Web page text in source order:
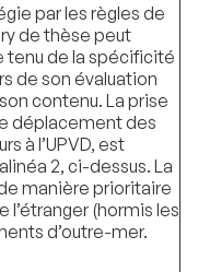
par les règles de
de thèse peut
de la spécificité
de son évaluation
contenu. La prise
déplacement des
à l’UPVD, est
2, ci-dessus. La
manière prioritaire
l’étranger (hormis les
d’outre-mer.